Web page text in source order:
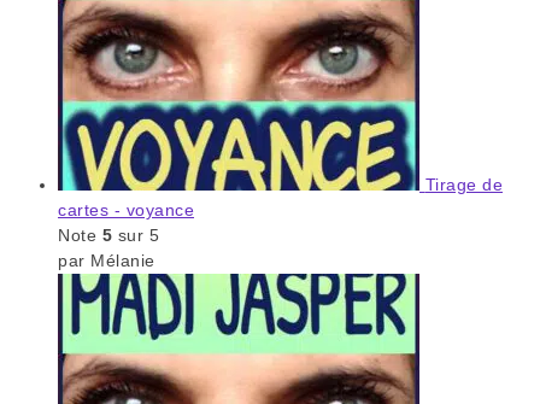
Tirage de
cartes - voyance
Note 5 sur 5
par Mélanie